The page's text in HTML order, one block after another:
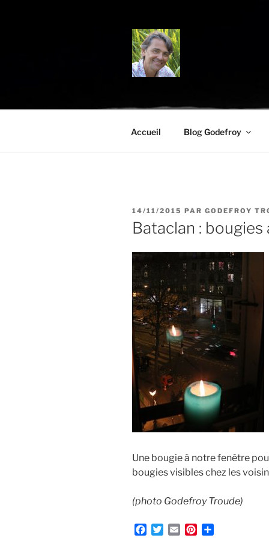
Accueil Blog Godefroy
PUBLIÉ
LE
14/11/2015 PAR GODEFROY
Bataclan :
Une bougie à notre fenêtre
bougies visibles chez les
(photo Godefroy Troude)